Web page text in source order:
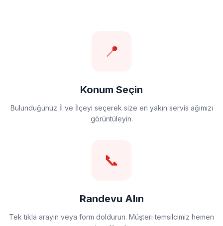
📍
Konum Seçin
Bulunduğunuz İl ve İlçeyi seçerek size en yakın servis ağımızı
görüntüleyin.
📞
Randevu Alın
Tek tıkla arayın veya form doldurun. Müşteri temsilcimiz hemen